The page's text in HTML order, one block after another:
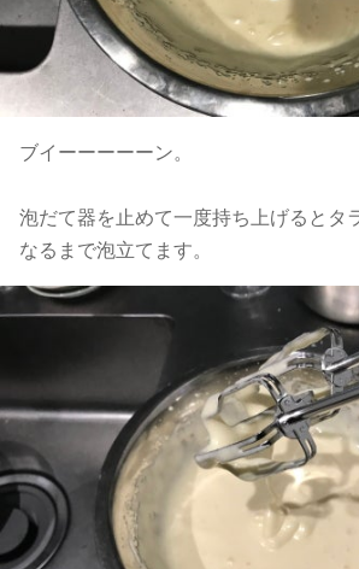
ブイーーーーーン。
泡だて器を止めて一度持ち上げるとタ
なるまで泡立てます。